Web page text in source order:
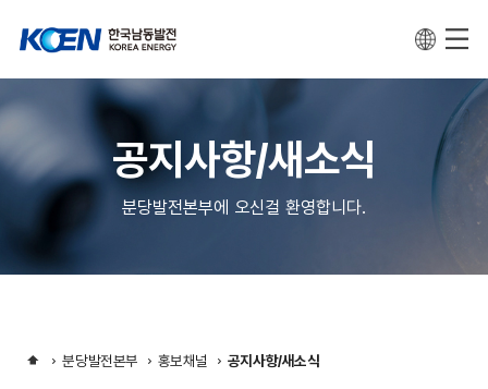
공지사항/새소식
분당발전본부에 오신걸 환영합니다.
분당발전본부 홍보채널 공지사항/새소식